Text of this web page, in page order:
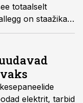
totaalselt
on staažikas
on uuenenud,
ka
elektrit, tarbid